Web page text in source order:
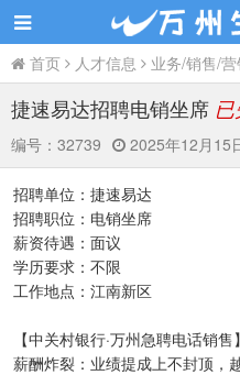
首页 人才信息 业务/销售/营
捷速易达招聘电销坐席
编号： 32739 2025年12月15
招聘单位：捷速易达
招聘职位：电销坐席
薪资待遇：面议
学历要求：不限
工作地点：江南新区
【中关村银行·万州急聘电话销
薪酬炸裂：业绩提成上不封顶，